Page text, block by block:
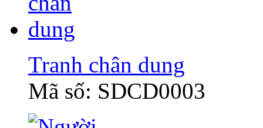
Tranh chân dung
Mã số: SDCD0003